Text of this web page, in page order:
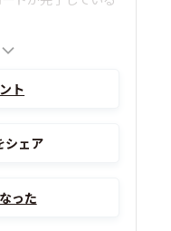
ト
シェア
った